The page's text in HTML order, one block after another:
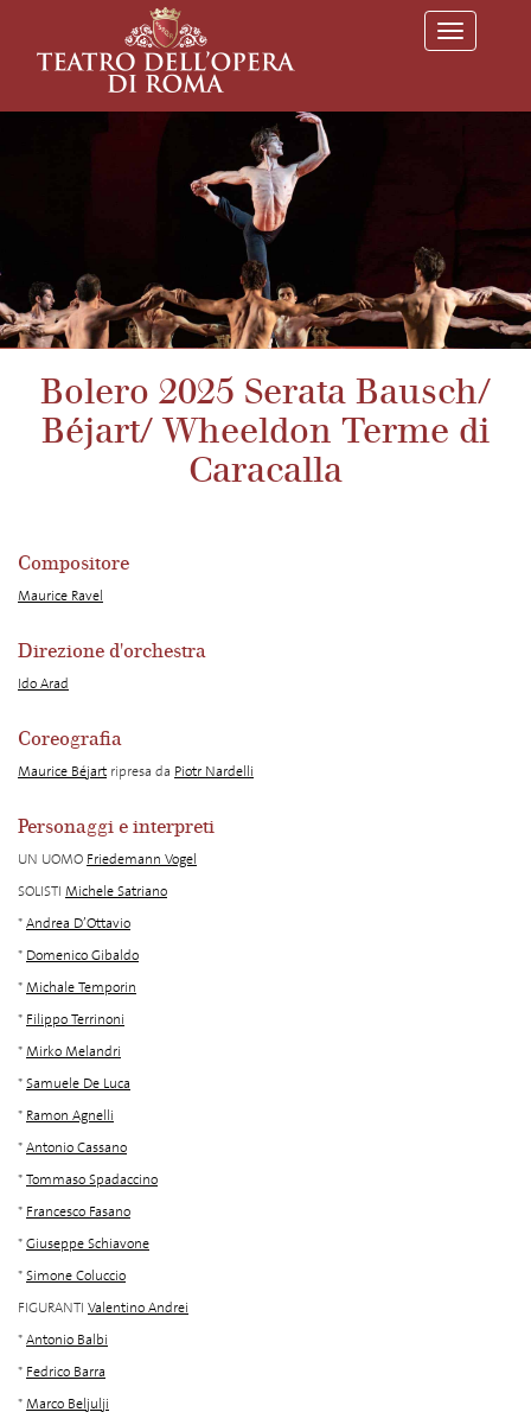
T
o
l
i
i
o
n
Bolero 2025 Serata Bausch/
Béjart/ Wheeldon Terme di
Caracalla
Compositore
Maurice Ravel
Direzione d'orchestra
Ido Arad
Coreografia
Maurice Béjart ripresa da Piotr Nardelli
Personaggi e interpreti
UN UOMO Friedemann Vogel
SOLISTI Michele Satriano
*Andrea D’Ottavio
* Domenico Gibaldo
*Michale Temporin
* Filippo Terrinoni
*Mirko Melandri
*Samuele De Luca
* Ramon Agnelli
*Antonio Cassano
*Tommaso Spadaccino
* Francesco Fasano
*Giuseppe Schiavone
*Simone Coluccio
FIGURANTI Valentino Andrei
*Antonio Balbi
* Fedrico Barra
*Marco Beljulji